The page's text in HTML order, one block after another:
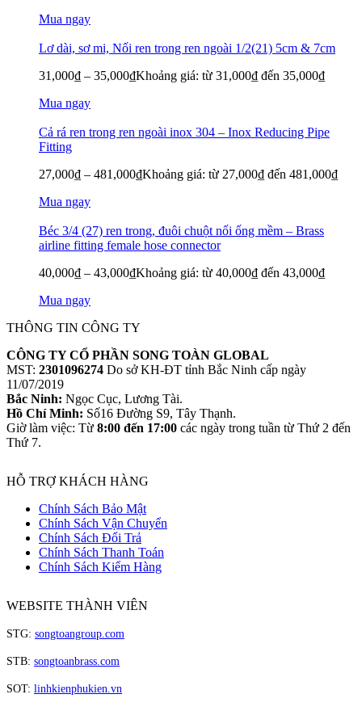
Mua ngay
Lơ dài, sơ mi, Nối ren trong ren ngoài 1/2(21) 5cm & 7cm
31,000₫ – 35,000₫Khoảng giá: từ 31,000₫ đến 35,000₫
Mua ngay
Cả rá ren trong ren ngoài inox 304 – Inox Reducing Pipe
Fitting
27,000₫ – 481,000₫Khoảng giá: từ 27,000₫ đến 481,000₫
Mua ngay
Béc 3/4 (27) ren trong, đuôi chuột nối ống mềm – Brass
airline fitting female hose connector
40,000₫ – 43,000₫Khoảng giá: từ 40,000₫ đến 43,000₫
Mua ngay
THÔNG TIN CÔNG TY
CÔNG TY CỔ PHẦN SONG TOÀN GLOBAL
MST: 2301096274 Do sở KH-ĐT tỉnh Bắc Ninh cấp ngày
11/07/2019
Bắc Ninh: Ngọc Cục, Lương Tài.
Hồ Chí Minh: Số16 Đường S9, Tây Thạnh.
Giờ làm việc: Từ 8:00 đến 17:00 các ngày trong tuần từ Thứ 2 đến
Thứ 7.
HỖ TRỢ KHÁCH HÀNG
Chính Sách Bảo Mật
Chính Sách Vận Chuyển
Chính Sách Đổi Trả
Chính Sách Thanh Toán
Chính Sách Kiểm Hàng
WEBSITE THÀNH VIÊN
STG: songtoangroup.com
STB: songtoanbrass.com
SOT: linhkienphukien.vn